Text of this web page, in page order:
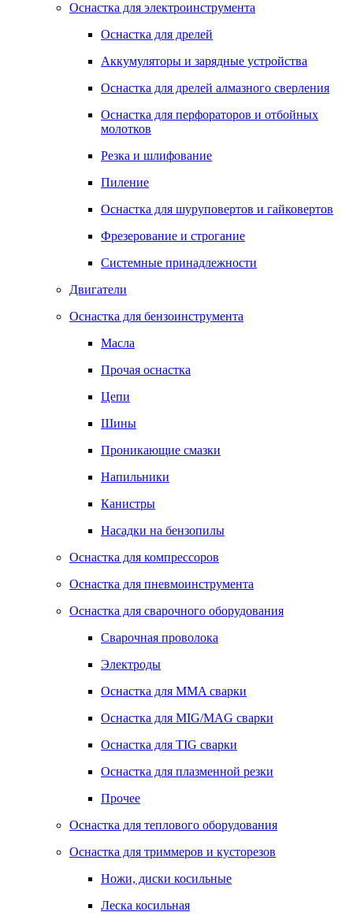
Оснастка для электроинструмента
Оснастка для дрелей
Аккумуляторы и зарядные устройства
Оснастка для дрелей алмазного сверления
Оснастка для перфораторов и отбойных
молотков
Резка и шлифование
Пиление
Оснастка для шуруповертов и гайковертов
Фрезерование и строгание
Системные принадлежности
Двигатели
Оснастка для бензоинструмента
Масла
Прочая оснастка
Цепи
Шины
Проникающие смазки
Напильники
Канистры
Насадки на бензопилы
Оснастка для компрессоров
Оснастка для пневмоинструмента
Оснастка для сварочного оборудования
Сварочная проволока
Электроды
Оснастка для MMA сварки
Оснастка для MIG/MAG сварки
Оснастка для TIG сварки
Оснастка для плазменной резки
Прочее
Оснастка для теплового оборудования
Оснастка для триммеров и кусторезов
Ножи, диски косильные
Леска косильная